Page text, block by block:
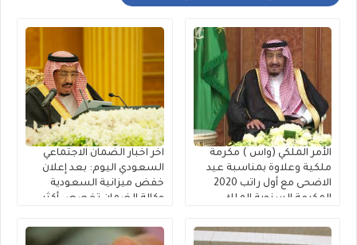
الأمر الملكي (واس ) مكرمة
ملكية وعلاوة بمناسبة عيد
الاضحى مع أول راتب 2020
المكرمة السنوية الملك
المعيشة 1441 ~ قرار مكرمة
اخر اخبار الضمان الاجتماعي
السعودي اليوم: بعد إعلان
خفض ميزانية السعودية
وكالة الضمان تخصص أكثر
لمستفيدي الضمان الاجتماعي